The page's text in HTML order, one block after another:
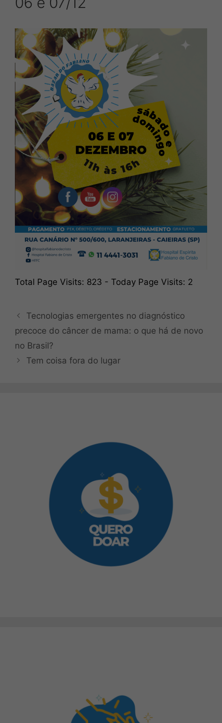
Total Page Visits: 823 - Today Page Visits: 2
Tecnologias emergentes no diagnóstico
precoce do câncer de mama: o que há de novo
no Brasil?
Tem coisa fora do lugar